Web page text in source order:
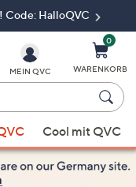
Code: HalloQVC
MEIN QVC
0
WARENKORB
Cool mit QVC